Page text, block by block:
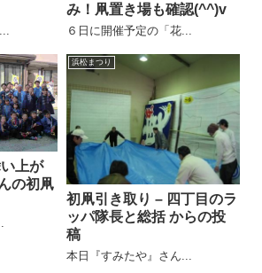
み！凧置き場も確認(^^)v
６日に開催予定の「花...
上が
の初凧
浜松まつり
初凧引き取り – 四丁目のラ
ッパ隊長と総括 からの投
稿
本日『すみたや』さん...